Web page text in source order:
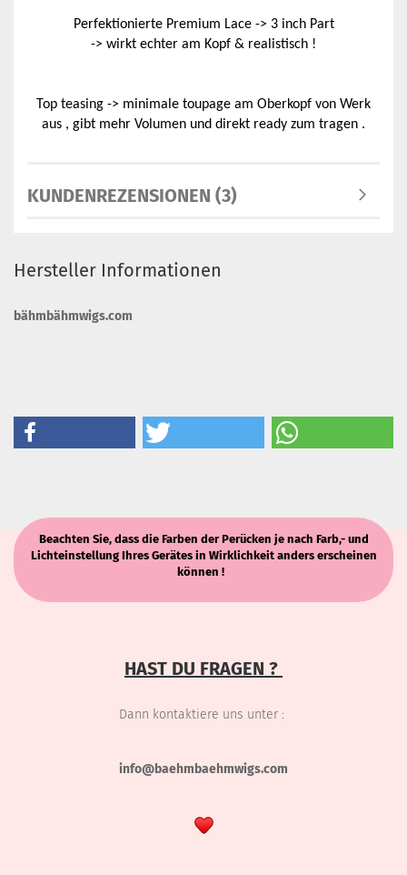
Perfektionierte Premium Lace -> 3 inch Part
-> wirkt echter am Kopf & realistisch !
Top teasing -> minimale toupage am Oberkopf von Werk
aus , gibt mehr Volumen und direkt ready zum tragen .
KUNDENREZENSIONEN (3)
Hersteller Informationen
bähmbähmwigs.com
Beachten Sie, dass die Farben der Perücken je nach Farb,- und
Lichteinstellung Ihres Gerätes in Wirklichkeit anders erscheinen
können !
HAST DU FRAGEN ?
Dann kontaktiere uns unter :
info@baehmbaehmwigs.com